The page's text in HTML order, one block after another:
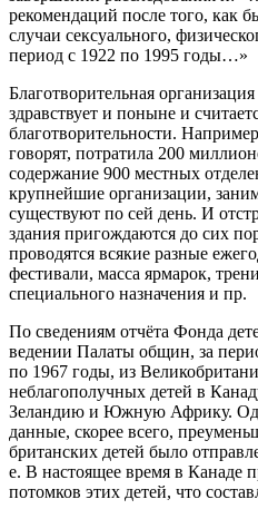
рекомендаций после того,
случаи сексуального,
период с 1922 по 1995 годы…»
Благотворительная
здравствует и поныне и
благотворительности.
говорят, потратила 200
содержание 900 местных
крупнейшие организации,
существуют по сей день. И
здания пригождаются до сих
проводятся всякие разные
фестивали, масса ярмарок,
специального назначения и пр.
По сведениям отчёта Фонда
ведении Палаты общин, за
по 1967 годы, из
неблагополучных детей в
Зеландию и Южную Африку.
данные, скорее всего,
британских детей было
е. В настоящее время в Канаде
потомков этих детей, что